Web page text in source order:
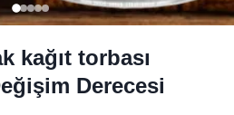
kağıt torbası
Derecesi